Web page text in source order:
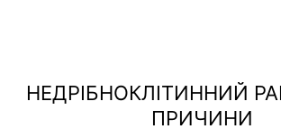
НЕДРІБНОКЛІТИННИЙ
ПРИЧИНИ